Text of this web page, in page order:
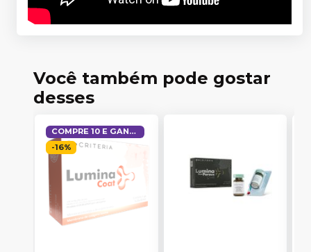
Você também pode gostar
desses
COMPRE 10 E GANHE 1
-16%